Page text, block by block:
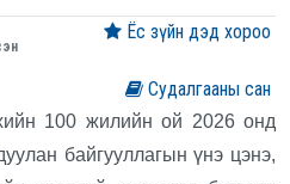
100 жилийн ой 2026 онд
байгууллагын үнэ цэнэ,
Судалгааны сан
Ёс зүйн дэд хороо